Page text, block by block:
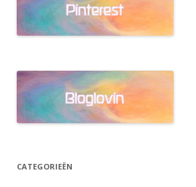
CATEGORIEËN